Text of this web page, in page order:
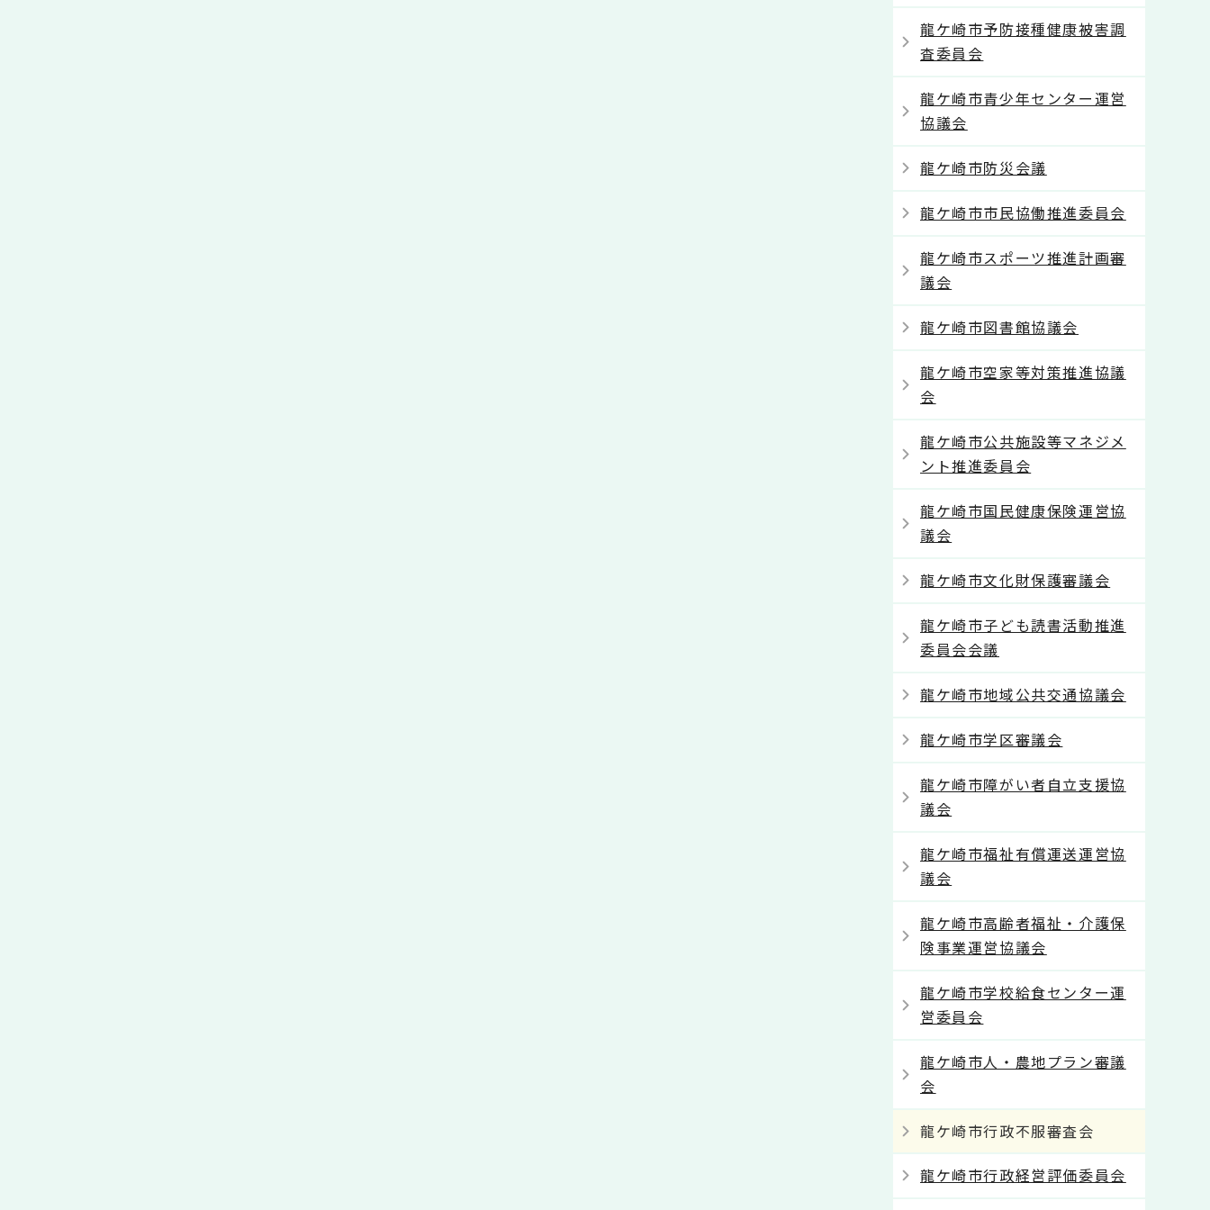
龍ケ崎市予防接種健康被害調
査委員会
龍ケ崎市青少年センター運営
協議会
龍ケ崎市防災会議
龍ケ崎市市民協働推進委員会
龍ケ崎市スポーツ推進計画審
議会
龍ケ崎市図書館協議会
龍ケ崎市空家等対策推進協議
会
龍ケ崎市公共施設等マネジメ
ント推進委員会
龍ケ崎市国民健康保険運営協
議会
龍ケ崎市文化財保護審議会
龍ケ崎市子ども読書活動推進
委員会会議
龍ケ崎市地域公共交通協議会
龍ケ崎市学区審議会
龍ケ崎市障がい者自立支援協
議会
龍ケ崎市福祉有償運送運営協
議会
龍ケ崎市高齢者福祉・介護保
険事業運営協議会
龍ケ崎市学校給食センター運
営委員会
龍ケ崎市人・農地プラン審議
会
龍ケ崎市行政不服審査会
龍ケ崎市行政経営評価委員会